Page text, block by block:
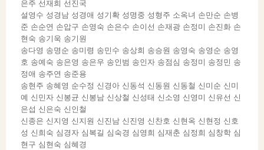
은주 선재희 선진국
설영수 성경남 성경애 성기확 성명중 성형주 소옥녀 손만순 손병
준 손순연 손압구 손영숙 손은수 손이선 손재광 손정미 손진화 손
현숙 송기욱 송기원
송다영 송명순 송미령 송민수 송상희 송승원 송영숙 송영순 송영
호 송예숙 송은영 송은우 송인범 송인자 송점심 송정미 송정민 송
정애 송주연 송준용
송현주 송혜영 순수정 신경아 신동석 신동원 신동철 신미순 신미
예 신민자 신봉균 신봉남 신상철 신성태 신소영 신영미 신유선 신
은섭 신은숙 신인철
신종은 신지영 신지원 신진남 신진영 신찬호 신현옥 신현정 신호
성 신희숙 심경자 심복길 심숙경 심영희 심재춘 심정희 심창학 심
현구 심현숙 심혜경